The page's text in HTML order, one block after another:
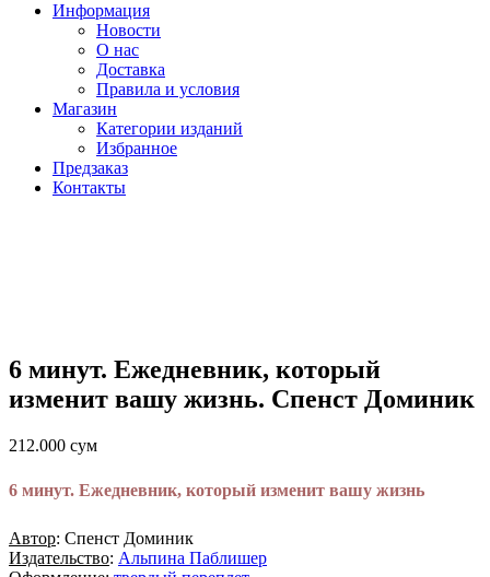
Информация
Новости
О нас
Доставка
Правила и условия
Магазин
Категории изданий
Избранное
Предзаказ
Контакты
6 минут. Ежедневник, который
изменит вашу жизнь. Спенст Доминик
212.000 сум
6 минут. Ежедневник, который изменит вашу жизнь
Автор: Спенст Доминик
Издательство: Альпина Паблишер